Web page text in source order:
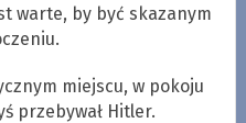
warte, by być skazanym
miejscu, w pokoju
przebywał Hitler.